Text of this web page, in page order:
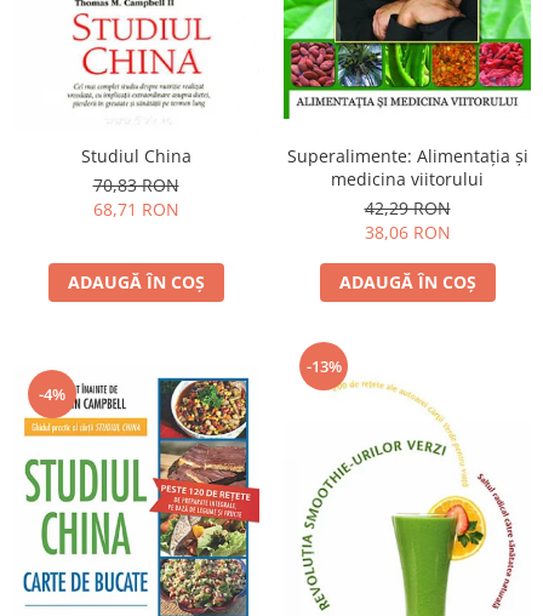
Spiritualitate şi ştiinţă
Fără categorie
Cunoaștere
Studiul China
70,83 RON
68,71 RON
ADAUGĂ ÎN COȘ
Superalimente: Alimentaţia şi
medicina viitorului
42,29 RON
38,06 RON
ADAUGĂ ÎN COȘ
-4%
-13%